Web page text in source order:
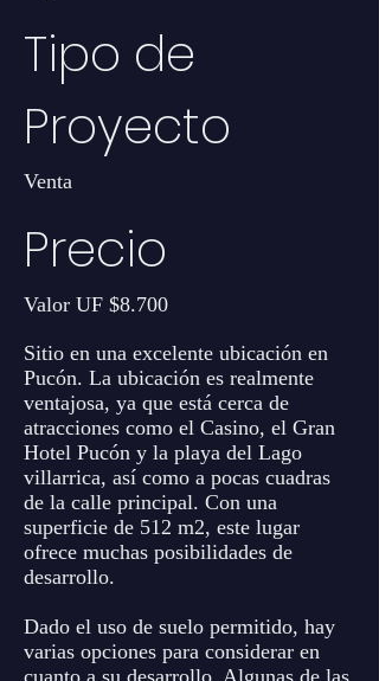
Tipo de
Proyecto
Venta
Precio
Valor UF $8.700
Sitio en una excelente ubicación en
Pucón. La ubicación es realmente
ventajosa, ya que está cerca de
atracciones como el Casino, el Gran
Hotel Pucón y la playa del Lago
villarrica, así como a pocas cuadras
de la calle principal. Con una
superficie de 512 m2, este lugar
ofrece muchas posibilidades de
desarrollo.
Dado el uso de suelo permitido, hay
varias opciones para considerar en
cuanto a su desarrollo. Algunas de las